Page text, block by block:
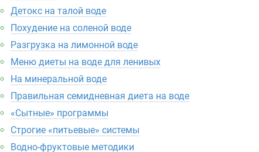
Детокс на талой воде
Похудение на соленой воде
Разгрузка на лимонной воде
Меню диеты на воде для ленивых
На минеральной воде
Правильная семидневная диета на воде
«Сытные» программы
Строгие «питьевые» системы
Водно-фруктовые методики